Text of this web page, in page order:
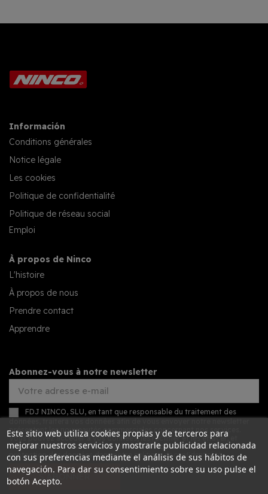
Información
Conditions générales
Notice légale
Les cookies
Politique de confidentialité
Politique de réseau social
Emploi
À propos de Ninco
L'histoire
À propos de nous
Prendre contact
Apprendre
Abonnez-vous à notre newsletter
FDJ NINCO, SLU, en tant que responsable du traitement des
présentant les nouveautés commerciales concernant nos services.
Vous pouvez accéder à vos données, les rectifier et les effacer, et
exercer d'autres droits en consultant les informations détaillées sur la
protection des données dans notre politique de confidentialité.
S’ABONNER
Este sitio web utiliza cookies propias y de terceros para
mejorar nuestros servicios y mostrarle publicidad relacionada
con sus preferencias mediante el análisis de sus hábitos de
navegación. Para dar su consentimiento sobre su uso pulse el
botón Acepto.